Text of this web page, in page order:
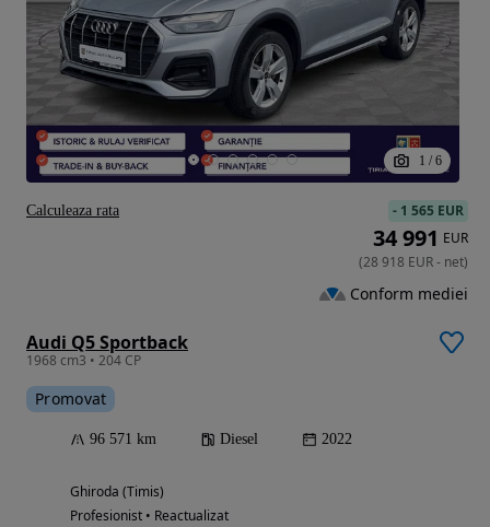
1 / 6
Audi Q5 Sportback
1968 cm3 • 204 CP
Promovat
96 571 km Diesel 2022
Ghiroda (Timis)
Profesionist • Reactualizat
- 1 565 EUR
34 991 EUR
(28 918 EUR- net)
Conform mediei
Calculeaza rata